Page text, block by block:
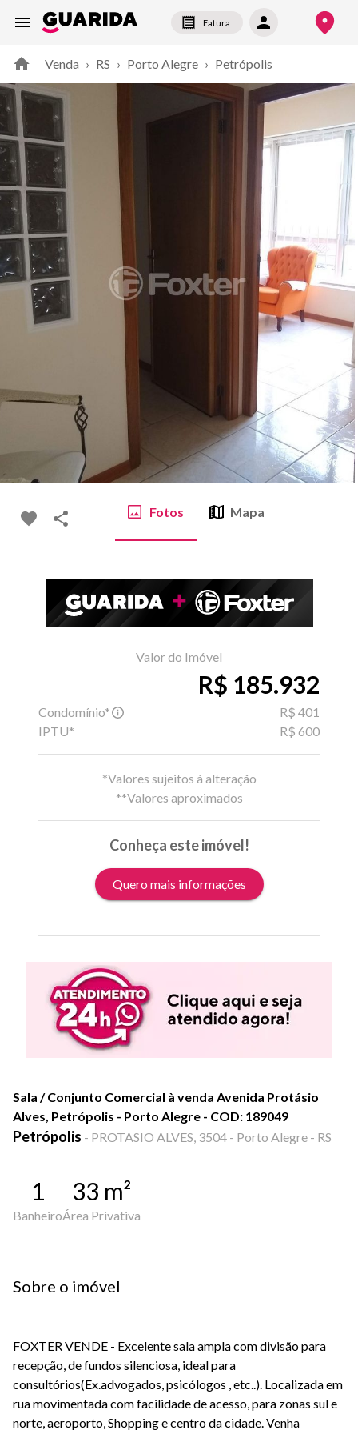
Fatura
Venda › RS › Porto Alegre › Petrópolis
Fotos Mapa
Valor do Imóvel
R$ 185.932
Condomínio*
R$ 401
IPTU*
R$ 600
*Valores sujeitos à alteração
**Valores aproximados
Conheça este imóvel!
Quero mais informações
Sala / Conjunto Comercial à venda Avenida Protásio
Alves, Petrópolis - Porto Alegre - COD: 189049
Petrópolis - PROTASIO ALVES, 3504 - Porto Alegre - RS
1
Banheiro
33 m²
Área Privativa
Sobre o imóvel
FOXTER VENDE - Excelente sala ampla com divisão para
recepção, de fundos silenciosa, ideal para
consultórios(Ex.advogados, psicólogos , etc..). Localizada em
rua movimentada com facilidade de acesso, para zonas sul e
norte, aeroporto, Shopping e centro da cidade. Venha